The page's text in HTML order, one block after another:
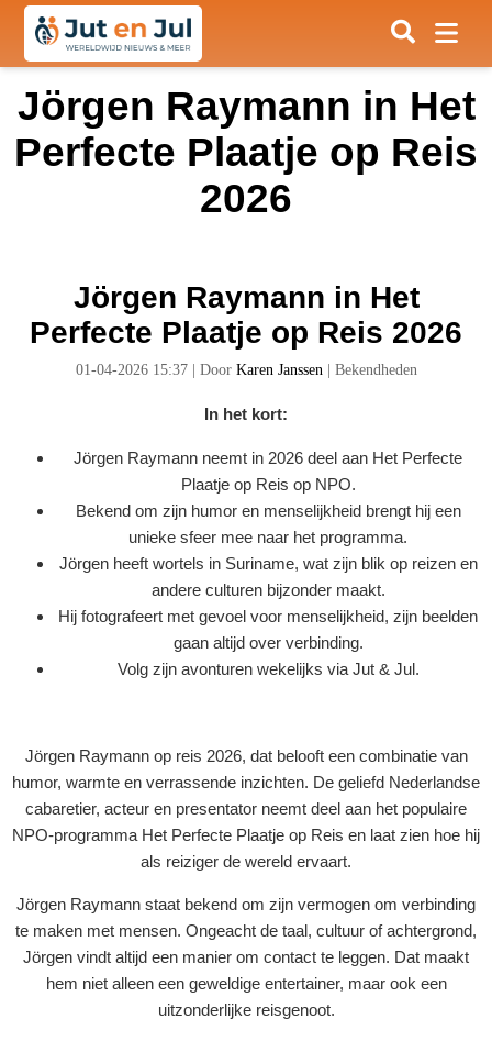
Jörgen Raymann in Het
Perfecte Plaatje op Reis
2026
Jörgen Raymann in Het
Perfecte Plaatje op Reis 2026
01-04-2026 15:37 | Door Karen Janssen | Bekendheden
In het kort:
Jörgen Raymann neemt in 2026 deel aan Het Perfecte
Plaatje op Reis op NPO.
Bekend om zijn humor en menselijkheid brengt hij een
unieke sfeer mee naar het programma.
Jörgen heeft wortels in Suriname, wat zijn blik op reizen en
andere culturen bijzonder maakt.
Hij fotografeert met gevoel voor menselijkheid, zijn beelden
gaan altijd over verbinding.
Volg zijn avonturen wekelijks via Jut & Jul.
Jörgen Raymann op reis 2026, dat belooft een combinatie van
humor, warmte en verrassende inzichten. De geliefd Nederlandse
cabaretier, acteur en presentator neemt deel aan het populaire
NPO-programma Het Perfecte Plaatje op Reis en laat zien hoe hij
als reiziger de wereld ervaart.
Jörgen Raymann staat bekend om zijn vermogen om verbinding
te maken met mensen. Ongeacht de taal, cultuur of achtergrond,
Jörgen vindt altijd een manier om contact te leggen. Dat maakt
hem niet alleen een geweldige entertainer, maar ook een
uitzonderlijke reisgenoot.